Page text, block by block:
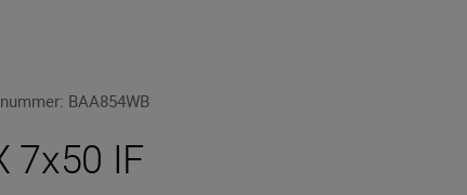
: BAA854WB
7x50 IF